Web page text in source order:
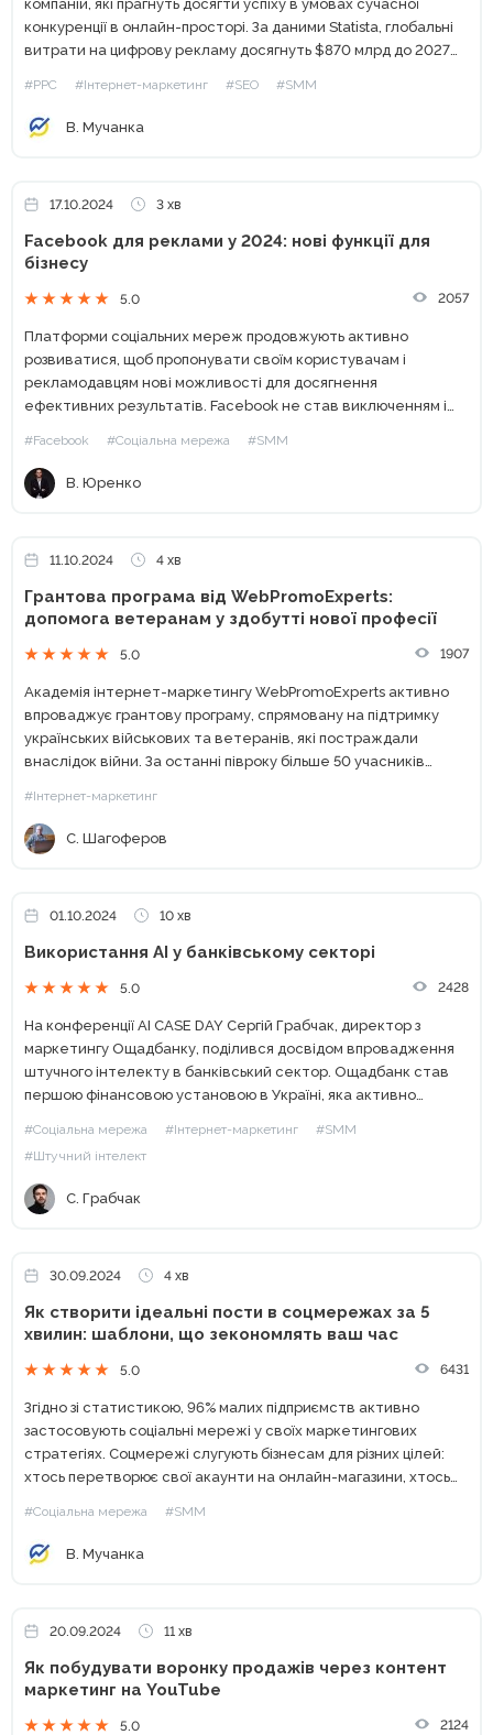
компаній, які прагнуть досягти успіху в умовах сучасної
конкуренції в онлайн-просторі. За даними Statista, глобальні
витрати на цифрову рекламу досягнуть $870 млрд до 2027
#PPC #Інтернет-маркетинг #SEO #SMM
В. Мучанка
17.10.2024 3 хв
Facebook для реклами у 2024: нові функції для
бізнесу
5.0 2057
Платформи соціальних мереж продовжують активно
розвиватися, щоб пропонувати своїм користувачам і
рекламодавцям нові можливості для досягнення
ефективних результатів. Facebook не став виключенням і
році, які допоможуть їм залучати більше клієнтів та
збільшувати конверсії....
#Facebook #Соціальна мережа #SMM
В. Юренко
11.10.2024 4 хв
Грантова програма від WebPromoExperts:
допомога ветеранам у здобутті нової професії
5.0 1907
Академія інтернет-маркетингу WebPromoExperts активно
впроваджує грантову програму, спрямовану на підтримку
українських військових та ветеранів, які постраждали
внаслідок війни. За останні півроку більше 50 учасників
навички у сфері digital і відкривши кар’єрні можливості у
цивільному...
#Інтернет-маркетинг
С. Шагоферов
01.10.2024 10 хв
Використання АІ у банківському секторі
5.0 2428
На конференції AI CASE DAY Сергій Грабчак, директор з
маркетингу Ощадбанку, поділився досвідом впровадження
штучного інтелекту в банківський сектор. Ощадбанк став
першою фінансовою установою в Україні, яка активно
діяльності. Який тобі АІ? Іди у...
#Соціальна мережа #Інтернет-маркетинг
#SMM
#Штучний інтелект
С. Грабчак
30.09.2024 4 хв
Як створити ідеальні пости в соцмережах за 5
хвилин: шаблони, що зекономлять ваш час
5.0 6431
Згідно зі статистикою, 96% малих підприємств активно
застосовують соціальні мережі у своїх маркетингових
стратегіях. Соцмережі слугують бізнесам для різних цілей:
хтось перетворює свої акаунти на онлайн-магазини, хтось
аудиторією через регулярні публікації....
#Соціальна мережа #SMM
В. Мучанка
20.09.2024 11 хв
Як побудувати воронку продажів через контент
маркетинг на YouTube
5.0 2124